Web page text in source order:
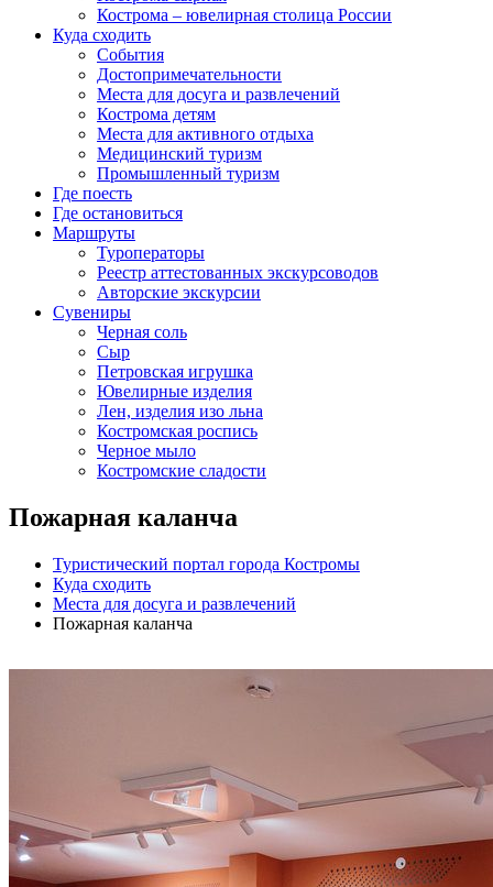
Кострома – ювелирная столица России
Куда сходить
События
Достопримечательности
Места для досуга и развлечений
Кострома детям
Места для активного отдыха
Медицинский туризм
Промышленный туризм
Где поесть
Где остановиться
Маршруты
Туроператоры
Реестр аттестованных экскурсоводов
Авторские экскурсии
Сувениры
Черная соль
Сыр
Петровская игрушка
Ювелирные изделия
Лен, изделия изо льна
Костромская роспись
Черное мыло
Костромские сладости
Пожарная каланча
Туристический портал города Костромы
Куда сходить
Места для досуга и развлечений
Пожарная каланча